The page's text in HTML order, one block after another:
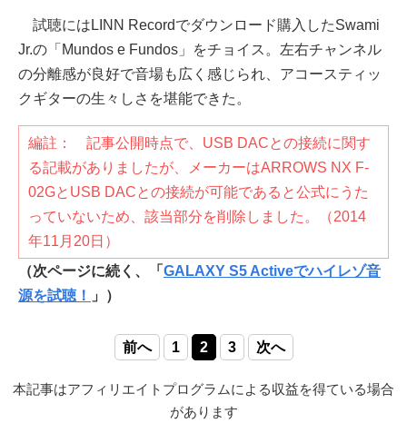
試聴にはLINN Recordでダウンロード購入したSwami
Jr.の「Mundos e Fundos」をチョイス。左右チャンネル
の分離感が良好で音場も広く感じられ、アコースティッ
クギターの生々しさを堪能できた。
編註： 記事公開時点で、USB DACとの接続に関す
る記載がありましたが、メーカーはARROWS NX F-
02GとUSB DACとの接続が可能であると公式にうた
っていないため、該当部分を削除しました。（2014
年11月20日）
（次ページに続く、「 GALAXY S5 Activeでハイレゾ音
源を試聴！
」）
前へ 1 2 3 次へ
本記事はアフィリエイトプログラムによる収益を得ている場合
があります